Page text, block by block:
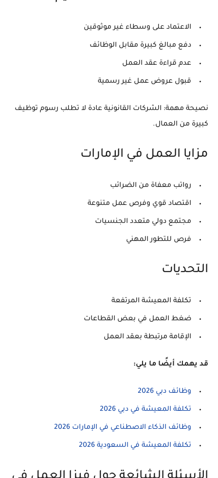
الاعتماد على وسطاء غير موثوقين
دفع مبالغ كبيرة مقابل الوظائف
عدم قراءة عقد العمل
قبول عروض عمل غير رسمية
نصيحة مهمة: الشركات القانونية عادة لا تطلب رسوم توظيف
كبيرة من العمال.
مزايا العمل في الإمارات
رواتب معفاة من الضرائب
اقتصاد قوي وفرص عمل متنوعة
مجتمع دولي متعدد الجنسيات
فرص للتطور المهني
التحديات
تكلفة المعيشة المرتفعة
ضغط العمل في بعض القطاعات
الإقامة مرتبطة بعقد العمل
قد يهمك أيضًا ما يلي:
وظائف دبي 2026
تكلفة المعيشة في دبي 2026
وظائف الذكاء الاصطناعي في الإمارات 2026
تكلفة المعيشة في السعودية 2026